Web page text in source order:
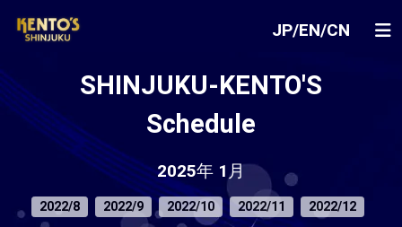
JP/EN/CN
SHINJUKU-KENTO'S
Schedule
2025年 1月
2022/8 2022/9 2022/10 2022/11
2022/12